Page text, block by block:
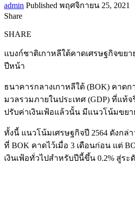
admin Published พฤศจิกายน 25, 2021
Share
SHARE
แบงก์ชาติเกาหลีใต้คาดเศรษฐกิจขยา
ปีหน้า
ธนาคารกลางเกาหลีใต้ (BOK) คา
มวลรวมภายในประเทศ (GDP) ที่แท้
ปรับค่าเงินเฟ้อแล้วนั้น มีแนวโน้มขยา
ทั้งนี้ แนวโน้มเศรษฐกิจปี 2564 ดังกล่
ที่ BOK คาดไว้เมื่อ 3 เดือนก่อน แต่
เงินเฟ้อทั่วไปสำหรับปีนี้ขึ้น 0.2% สู่ระ